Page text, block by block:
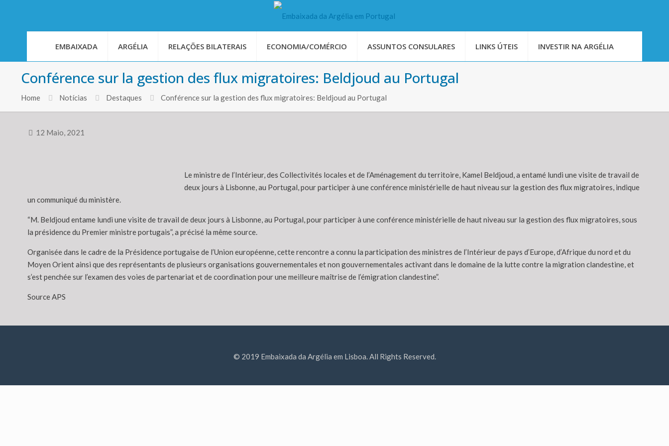
EMBAIXADA ARGÉLIA RELAÇÕES BILATERAIS ECONOMIA/COMÉRCIO ASSUNTOS CONSULARES LINKS ÚTEIS INVESTIR NA ARGÉLIA
Conférence sur la gestion des flux migratoires: Beldjoud au Portugal
Home Notícias Destaques Conférence sur la gestion des flux migratoires: Beldjoud au Portugal
12 Maio, 2021
Le ministre de l’Intérieur, des Collectivités locales et de l’Aménagement du territoire, Kamel Beldjoud, a entamé lundi une visite de travail de
deux jours à Lisbonne, au Portugal, pour participer à une conférence ministérielle de haut niveau sur la gestion des flux migratoires, indique
un communiqué du ministère.
“M. Beldjoud entame lundi une visite de travail de deux jours à Lisbonne, au Portugal, pour participer à une conférence ministérielle de haut niveau sur la gestion des flux migratoires, sous
la présidence du Premier ministre portugais”, a précisé la même source.
Organisée dans le cadre de la Présidence portugaise de l’Union européenne, cette rencontre a connu la participation des ministres de l’Intérieur de pays d’Europe, d’Afrique du nord et du
Moyen Orient ainsi que des représentants de plusieurs organisations gouvernementales et non gouvernementales activant dans le domaine de la lutte contre la migration clandestine, et
s’est penchée sur l’examen des voies de partenariat et de coordination pour une meilleure maîtrise de l’émigration clandestine”.
Source APS
© 2019 Embaixada da Argélia em Lisboa. All Rights Reserved.